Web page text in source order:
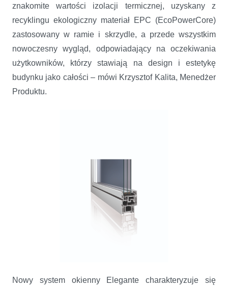
znakomite wartości izolacji termicznej, uzyskany z
recyklingu ekologiczny materiał EPC (EcoPowerCore)
zastosowany w ramie i skrzydle, a przede wszystkim
nowoczesny wygląd, odpowiadający na oczekiwania
użytkowników, którzy stawiają na design i estetykę
budynku jako całości – mówi Krzysztof Kalita, Menedżer
Produktu.
Nowy system okienny Elegante charakteryzuje się